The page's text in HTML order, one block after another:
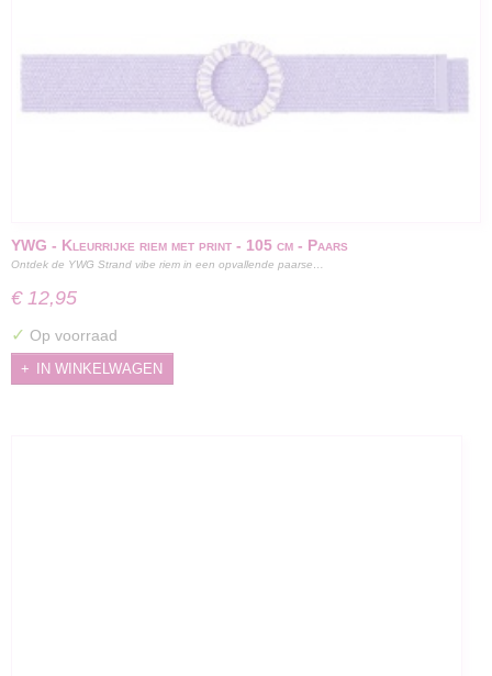
YWG - Kleurrijke riem met print - 105 cm - Paars
Ontdek de YWG Strand vibe riem in een opvallende paarse…
€ 12,95
✓ Op voorraad
IN WINKELWAGEN